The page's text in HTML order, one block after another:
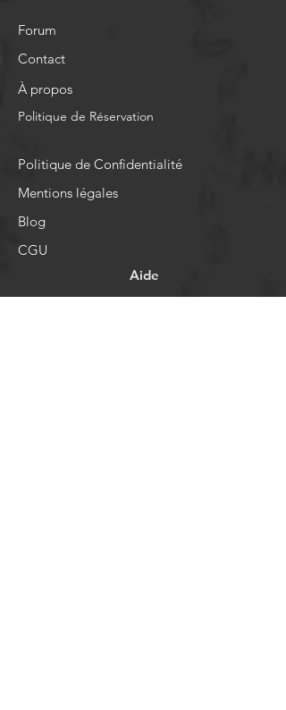
Forum
Contact
À propos
Politique de Réservation
Politique de Confidentialité
Mentions légales
Blog
CGU
Aide